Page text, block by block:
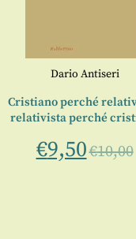
Dario Antiseri
Cristiano perché
relativista perché
€9,50€10,00